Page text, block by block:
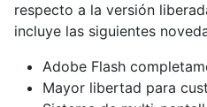
respecto a la versión
incluye las siguientes
Adobe Flash
Mayor libertad para